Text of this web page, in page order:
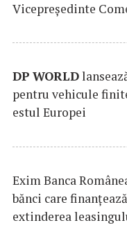
Vicepreședinte
DP WORLD
pentru vehicule
estul Europei
Exim Banca
bănci care
extinderea